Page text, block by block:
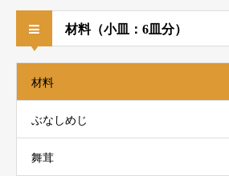
材料（小皿：6皿分）
材料
ぶなしめじ
舞茸